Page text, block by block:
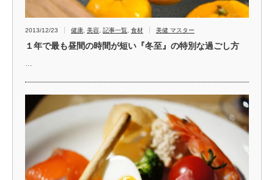
2013/12/23 健康 美容 記事一覧 食材 美健 マスター
１年で最も昼間の時間が短い『冬至』の特別な過ごし方
…